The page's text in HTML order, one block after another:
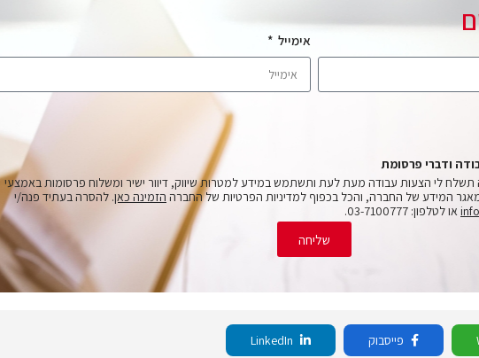
אימייל
ודברי פרסומת
תשלח לי הצעות עבודה מעת לעת ותשתמש במידע למטרות שיווק, דיוור ישיר ומשלוח פרסומות באמצעי
המידע של החברה, והכל בכפוף למדיניות הפרטיות של החברה הזמינה כאן. להסרה בעתיד פנה/י
או לטלפון: 03-7100777.
שליחה
פייסבוק